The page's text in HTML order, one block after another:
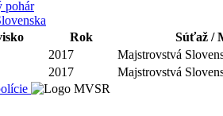
pohár
Rok Súťaž /
2017 Majstrovstvá
2017 Majstrovstvá